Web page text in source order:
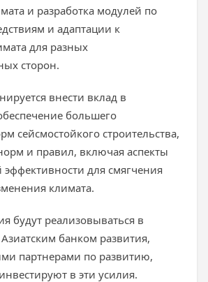
и разработка модулей по
и адаптации к
для разных
сторон.
внести вклад в
большего
сейсмостойкого строительства,
и правил, включая аспекты
эффективности для смягчения
климата.
будут реализовываться в
банком развития,
партнерами по развитию,
в эти усилия.